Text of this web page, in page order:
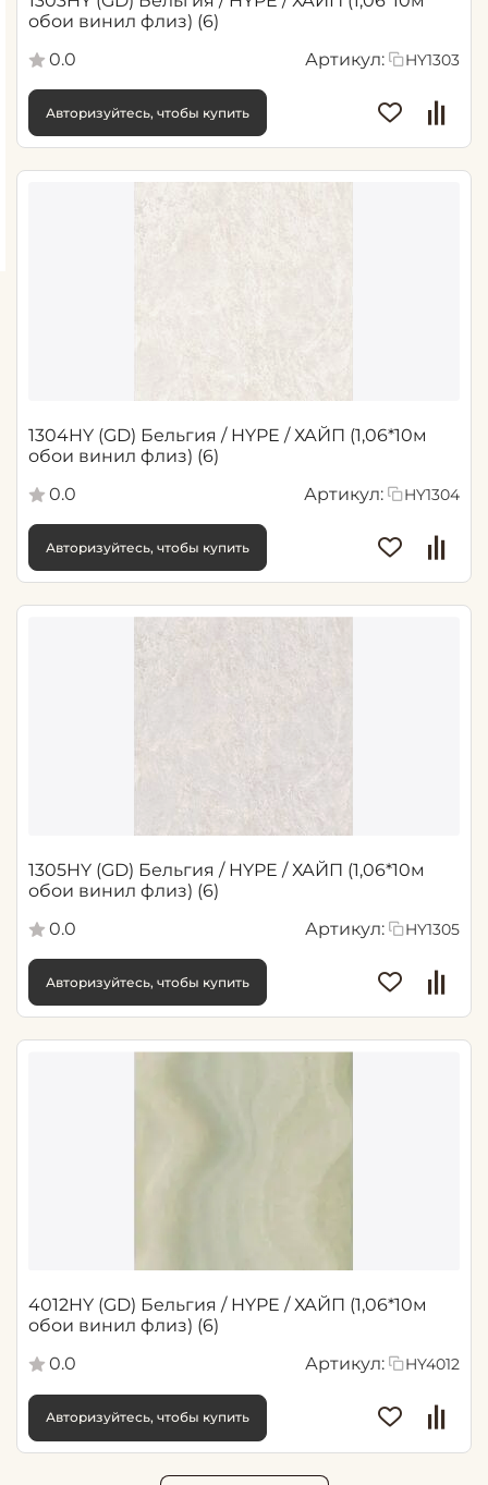
обои винил флиз) (6)
0.0
Артикул: HY1303
Авторизуйтесь, чтобы купить
1304HY (GD) Бельгия / HYPE / ХАЙП (1,06*10м
обои винил флиз) (6)
0.0
Артикул: HY1304
Авторизуйтесь, чтобы купить
1305HY (GD) Бельгия / HYPE / ХАЙП (1,06*10м
обои винил флиз) (6)
0.0
Артикул: HY1305
Авторизуйтесь, чтобы купить
4012HY (GD) Бельгия / HYPE / ХАЙП (1,06*10м
обои винил флиз) (6)
0.0
Артикул: HY4012
Авторизуйтесь, чтобы купить